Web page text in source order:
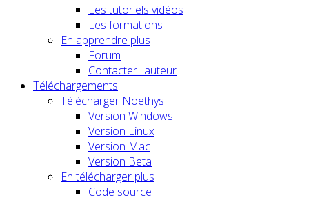
Les tutoriels vidéos
Les formations
En apprendre plus
Forum
Contacter l'auteur
Téléchargements
Télécharger Noethys
Version Windows
Version Linux
Version Mac
Version Beta
En télécharger plus
Code source